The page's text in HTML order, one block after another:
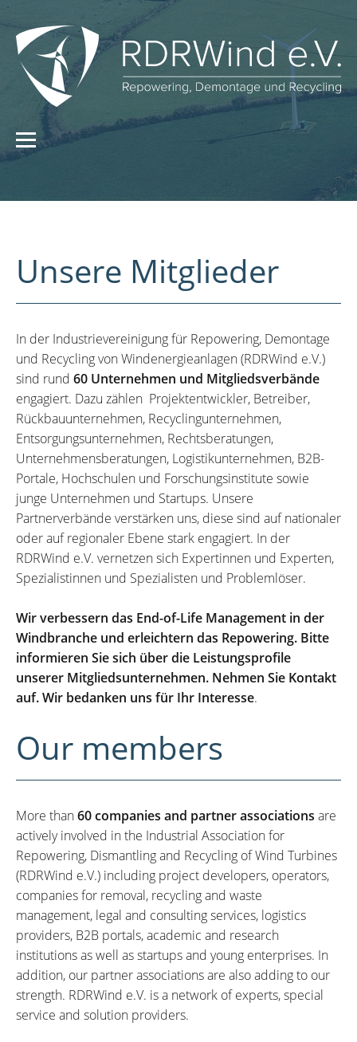
Unsere Mitglieder
In der Industrievereinigung für Repowering, Demontage
und Recycling von Windenergieanlagen (RDRWind e.V.)
sind rund 60 Unternehmen und Mitgliedsverbände
engagiert. Dazu zählen Projektentwickler, Betreiber,
Rückbauunternehmen, Recyclingunternehmen,
Entsorgungsunternehmen, Rechtsberatungen,
Unternehmensberatungen, Logistikunternehmen, B2B-
Portale, Hochschulen und Forschungsinstitute sowie
junge Unternehmen und Startups. Unsere
Partnerverbände verstärken uns, diese sind auf nationaler
oder auf regionaler Ebene stark engagiert. In der
RDRWind e.V. vernetzen sich Expertinnen und Experten,
Spezialistinnen und Spezialisten und Problemlöser.
Wir verbessern das End-of-Life Management in der
Windbranche und erleichtern das Repowering. Bitte
informieren Sie sich über die Leistungsprofile
unserer Mitgliedsunternehmen. Nehmen Sie Kontakt
auf. Wir bedanken uns für Ihr Interesse.
Our members
More than60 companies and partner associations are
actively involved in the Industrial Association for
Repowering, Dismantling and Recycling of Wind Turbines
(RDRWind e.V.) including project developers, operators,
companies for removal, recycling and waste
management, legal and consulting services, logistics
providers, B2B portals, academic and research
institutions as well as startups and young enterprises. In
addition, our partner associations are also adding to our
strength. RDRWind e.V. is a network of experts, special
service and solution providers.